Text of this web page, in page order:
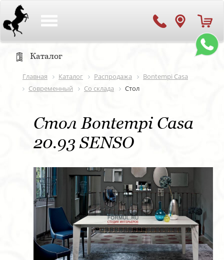
Каталог
Главная Каталог Распродажа
Bontempi Casa
Современный
Со склада Стол
Стол Bontempi Casa
20.93 SENSO